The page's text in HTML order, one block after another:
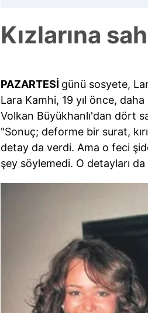
Kızlarına
PAZARTESİ günü sosyete,
Lara Kamhi, 19 yıl önce, daha
Volkan Büyükhanlı'dan dört
"Sonuç; deforme bir surat,
detay da verdi. Ama o feci
şey söylemedi. O detayları